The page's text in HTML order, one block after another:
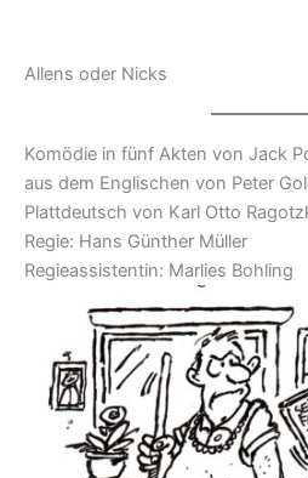
Allens oder Nicks
Komödie in fünf Akten von Jack
aus dem Englischen von Peter
Plattdeutsch von Karl Otto
Regie: Hans Günther Müller
Regieassistentin: Marlies Bohling